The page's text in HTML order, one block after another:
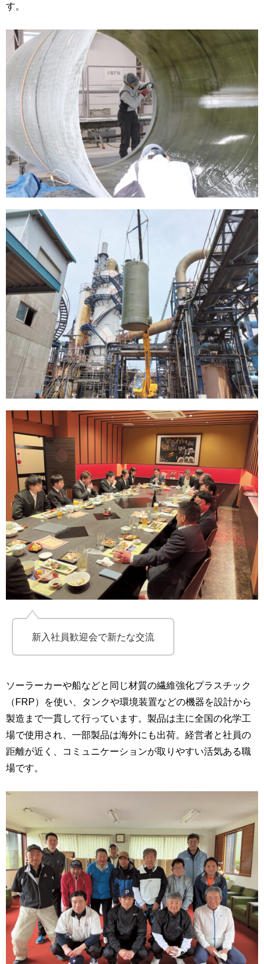
す。
新入社員歓迎会で新たな交流
ソーラーカーや船などと同じ材質の繊維強化プラスチック
（FRP）を使い、タンクや環境装置などの機器を設計から
製造まで一貫して行っています。製品は主に全国の化学工
場で使用され、一部製品は海外にも出荷。経営者と社員の
距離が近く、コミュニケーションが取りやすい活気ある職
場です。